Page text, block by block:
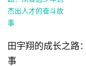
田宇翔的成长之路
事